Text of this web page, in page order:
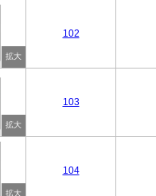
102
103
104